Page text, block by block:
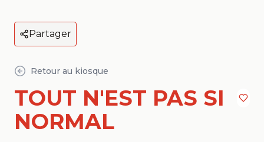
Partager
Retour au kiosque
TOUT N'EST PAS SI
NORMAL